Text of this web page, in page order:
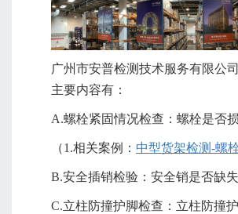
广州市安普检测技术服务有限公
主要内容有：
A.螺栓紧固情况检查：螺栓是否
（1.相关案例： 中型货架检测-螺
B.安全插销检验：安全销是否缺失
C.立柱防撞护脚检查：立柱防撞